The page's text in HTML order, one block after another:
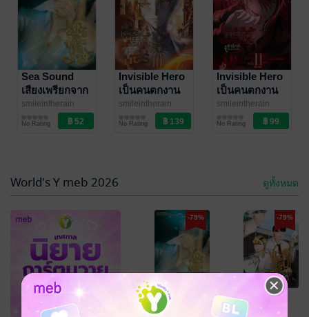
Sea Sound
เสียงเพรียกจาก
ทะเล
smileintherain
นิยายวาย Boy
Love / Yaoi
No Rating
Invisible Hero
เป็นคนตกงาน
อยู่ดี ๆ รู้ตัวอีกที
ก็กลายเป็นฮีโร่
ซะงั้น [ SS3 ]
smileintherain
นิยายแฟนตาซี
No Rating
Invisible Hero
เป็นคนตกงาน
อยู่ดี ๆ รู้ตัวอีกที
ก็กลายเป็นฮีโร่
ซะงั้น [ SS2 ]
smileintherain
นิยายแฟนตาซี
No Rating
Invisible Hero
เป็นคนตกงาน
อยู่ดี ๆ รู้ตัวอีกที
smileintherain
Villain พระเอก
ของผมคือตัว
smileintherain
World's Y meb 2026 ดูทั้งหมด
-79% -79%
฿ 70